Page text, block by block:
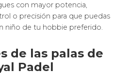
con mayor potencia,
o precisión para que puedas
niño de tu hobbie preferido.
de las palas de
Padel